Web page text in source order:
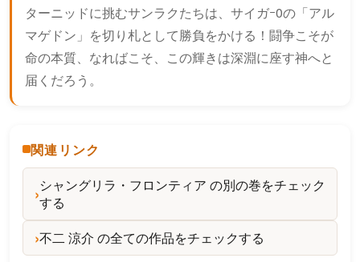
ターニッドに挑むサンラクたちは、サイガｰ0の「アル
マゲドン」を切り札として勝負をかける！闘争こそが
命の本質、なればこそ、この輝きは深淵に座す神へと
届くだろう。
関連リンク
シャングリラ・フロンティア の別の巻をチェック
する
不二 涼介 の全ての作品をチェックする